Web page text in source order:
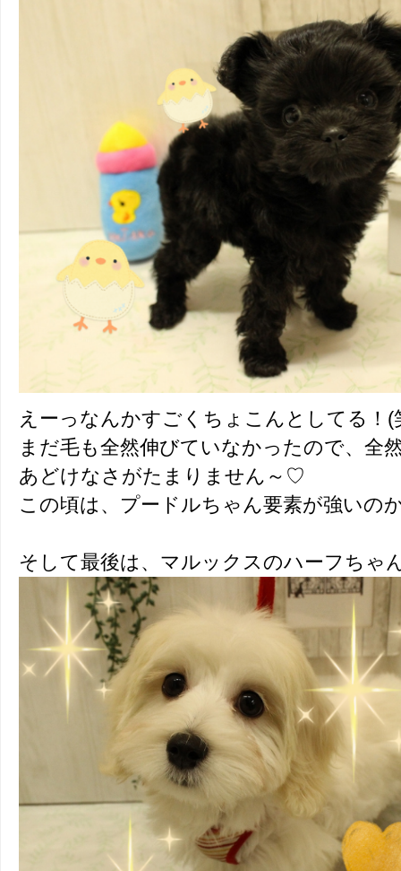
えーっなんかすごくちょこんとしてる！(
まだ毛も全然伸びていなかったので、全
あどけなさがたまりません～♡
この頃は、プードルちゃん要素が強いの
そして最後は、マルックスのハーフちゃ